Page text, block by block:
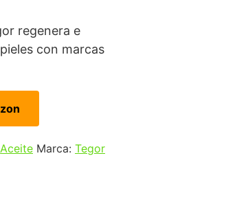
regenera e
con marcas
Aceite Marca: Tegor